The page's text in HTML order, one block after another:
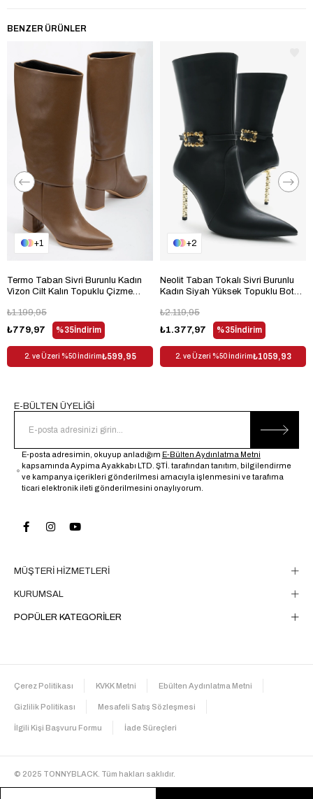
Rüzgara Dayanlıklı
Taban Materyali
Saya Materyali Suni Deri
İç Taban Materyali Tekstil
Yaş Grubu Yetişkin
Astar Materyali Tekstil
Topuk Boyu Orta Topuklu (5-9 cm)
Topuk Tipi Kalın Topuklu
Bağlama Şekli
Suni Deri
Trendyol Evet
Kullanım Alanı Outdoor
Dış Materyal Suni Deri
Düz
BENZER ÜRÜNLER
1
Termo Taban Sivri Burunlu Kadın
Vizon Cilt Kalın Topuklu Çizme
%35İndirim
₺779,97
₺1.199,95
2. ve Üzeri %50 İndirim₺599,95
2
Neolit Taban Tokalı Sivri Burunlu
Kadın Siyah Yüksek Topuklu Bot
%35İndirim
₺1.377,97
₺2.119,95
2. ve Üzeri %50 İndirim₺1059,93
MÜŞTERİ HİZMETLERİ
KURUMSAL
POPÜLER KATEGORİLER
E-BÜLTEN ÜYELİĞİ
E-posta adresimin, okuyup anladığım E-Bülten Aydınlatma Metni
kapsamında Aypima Ayakkabı LTD. ŞTİ. tarafından tanıtım, bilgilendirme
ve kampanya içerikleri gönderilmesi amacıyla işlenmesini ve tarafıma
ticari elektronik ileti gönderilmesini onaylıyorum.
Çerez Politikası KVKK Metni Ebülten Aydınlatma Metni
Gizlilik Politikası Mesafeli Satış Sözleşmesi
İlgili Kişi Başvuru Formu İade Süreçleri
© 2025 TONNYBLACK. Tüm hakları saklıdır.